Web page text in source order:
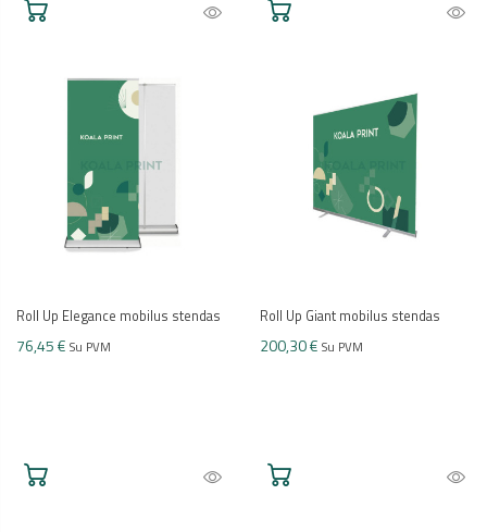
Roll Up Elegance mobilus stendas
76,45 € Su PVM
Roll Up Giant mobilus stendas
200,30 € Su PVM